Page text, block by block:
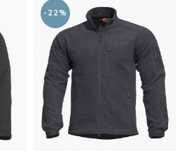
-22%